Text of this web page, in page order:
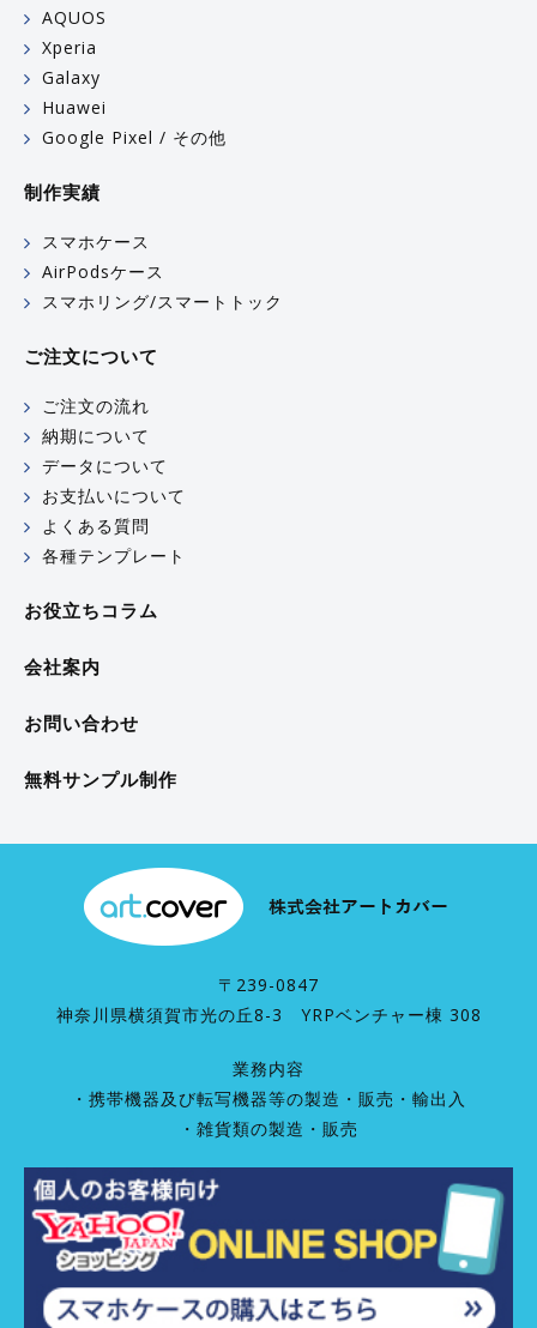
AQUOS
Xperia
Galaxy
Huawei
Google Pixel / その他
制作実績
スマホケース
AirPodsケース
スマホリング/スマートトック
ご注文について
ご注文の流れ
納期について
データについて
お支払いについて
よくある質問
各種テンプレート
お役立ちコラム
会社案内
お問い合わせ
無料サンプル制作
〒239-0847
神奈川県横須賀市光の丘8-3 YRPベンチャー棟 308
業務内容
・携帯機器及び転写機器等の製造・販売・輸出入
・雑貨類の製造・販売